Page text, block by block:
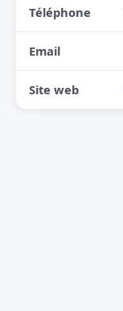
Téléphone
Email
Site web